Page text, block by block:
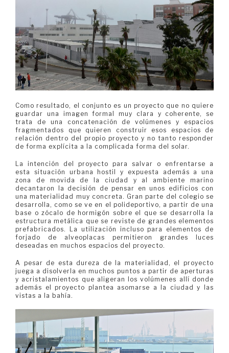
Como resultado, el conjunto es un proyecto que no quiere
guardar una imagen formal muy clara y coherente, se
trata de una concatenación de volúmenes y espacios
fragmentados que quieren construir esos espacios de
relación dentro del propio proyecto y no tanto responder
de forma explícita a la complicada forma del solar.
La intención del proyecto para salvar o enfrentarse a
esta situación urbana hostil y expuesta además a una
zona de movida de la ciudad y al ambiente marino
decantaron la decisión de pensar en unos edificios con
una materialidad muy concreta. Gran parte del colegio se
desarrolla, como se ve en el polideportivo, a partir de una
base o zócalo de hormigón sobre el que se desarrolla la
estructura metálica que se reviste de grandes elementos
prefabricados. La utilización incluso para elementos de
forjado de alveoplacas permitieron grandes luces
deseadas en muchos espacios del proyecto.
A pesar de esta dureza de la materialidad, el proyecto
juega a disolverla en muchos puntos a partir de aperturas
y acristalamientos que aligeran los volúmenes allí donde
además el proyecto plantea asomarse a la ciudad y las
vistas a la bahía.